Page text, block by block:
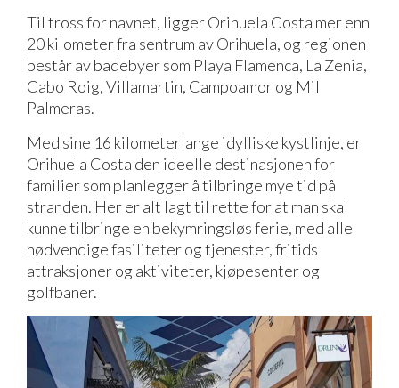
Til tross for navnet, ligger Orihuela Costa mer enn
20 kilometer fra sentrum av Orihuela, og regionen
består av badebyer som Playa Flamenca, La Zenia,
Cabo Roig, Villamartin, Campoamor og Mil
Palmeras.
Med sine 16 kilometerlange idylliske kystlinje, er
Orihuela Costa den ideelle destinasjonen for
familier som planlegger å tilbringe mye tid på
stranden. Her er alt lagt til rette for at man skal
kunne tilbringe en bekymringsløs ferie, med alle
nødvendige fasiliteter og tjenester, fritids
attraksjoner og aktiviteter, kjøpesenter og
golfbaner.